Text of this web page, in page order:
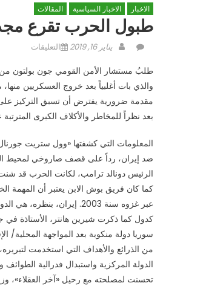
الاخبار الاخبار السياسية المقالات
طبول الحرب تقرع
Posted
يناير 16, 2019Author التعليقات
الحرب
تقرع
مجدداً:
هل
أميركا
إيران؟
مغلقة
طلبُ مستشار الأمن القومي جون بولتون من
والذي بات أغلبياً بعد خروج العسكريين
مقدمة ضرورية يفترض أن تسبق التركيز
بعد نظراً للمخاطر والأكلاف الكبرى
المعلومات التي كشفتها «وول ستريت
ضد إيران، رداً على قصف صاروخي لمحيط
عبر غزوه سنة 2003. إيران،
سوريا دولة منكوبة بعد المواجهة المحلية/
من الذرائع والأهداف التي استخدمت
الدولة المركزية واستبدال فدرالية
تحسنت لمصلحته مع رحيل «آخر العقلاء»،